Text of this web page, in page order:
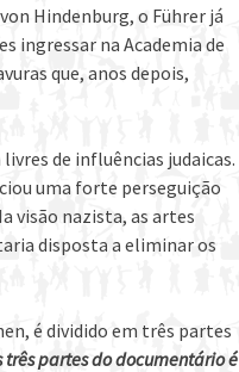
Hindenburg, o Führer já
ingressar na Academia de
que, anos depois,
de influências judaicas.
uma forte perseguição
visão nazista, as artes
disposta a eliminar os
é dividido em três partes
três partes do documentário é